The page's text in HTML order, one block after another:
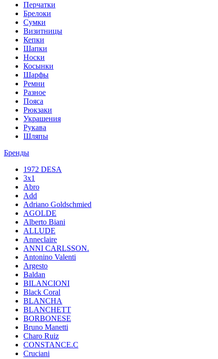
Перчатки
Брелоки
Сумки
Визитницы
Кепки
Шапки
Носки
Косынки
Шарфы
Ремни
Разное
Пояса
Рюкзаки
Украшения
Рукава
Шляпы
Бренды
1972 DESA
3x1
Abro
Add
Adriano Goldschmied
AGOLDE
Alberto Biani
ALLUDE
Anneclaire
ANNI CARLSSON.
Antonino Valenti
Argesto
Baldan
BILANCIONI
Black Coral
BLANCHA
BLANCHETT
BORBONESE
Bruno Manetti
Charo Ruiz
CONSTANCE.C
Cruciani